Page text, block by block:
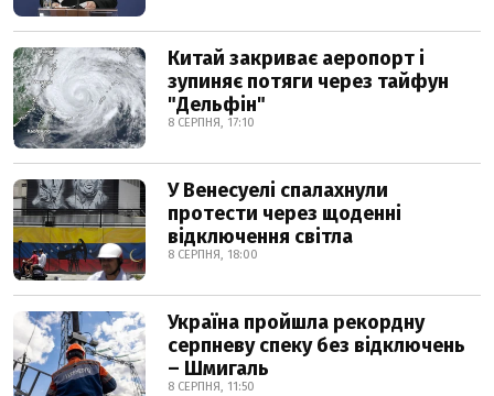
Китай закриває аеропорт і
зупиняє потяги через тайфун
"Дельфін"
8 СЕРПНЯ, 17:10
У Венесуелі спалахнули
протести через щоденні
відключення світла
8 СЕРПНЯ, 18:00
Україна пройшла рекордну
серпневу спеку без відключень
– Шмигаль
8 СЕРПНЯ, 11:50